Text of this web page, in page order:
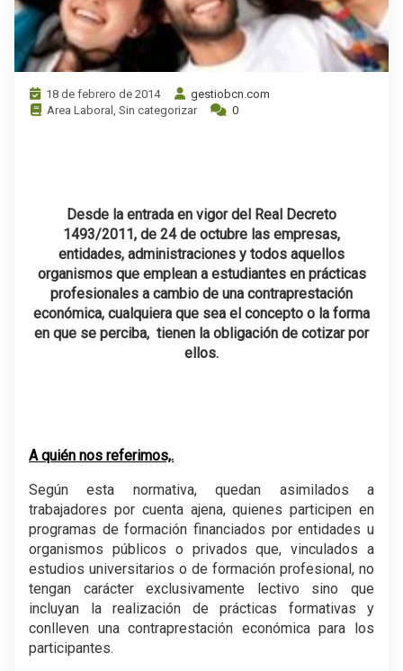
18 de febrero de 2014
gestiobcn.com
Area Laboral , Sin categorizar 0
Desde la entrada en vigor del Real Decreto
1493/2011, de 24 de octubre las empresas,
entidades, administraciones y todos aquellos
organismos que emplean a estudiantes en prácticas
profesionales a cambio de una contraprestación
económica, cualquiera que sea el concepto o la forma
en que se perciba, tienen la obligación de cotizar por
ellos.
A quién nos referimos,.
Según esta normativa, quedan asimilados a
trabajadores por cuenta ajena, quienes participen en
programas de formación financiados por entidades u
organismos públicos o privados que, vinculados a
estudios universitarios o de formación profesional, no
tengan carácter exclusivamente lectivo sino que
incluyan la realización de prácticas formativas y
conlleven una contraprestación económica para los
participantes.